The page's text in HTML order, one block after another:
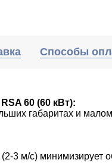
Способы
60 (60 кВт):
габаритах и малом
3 м/с) минимизирует